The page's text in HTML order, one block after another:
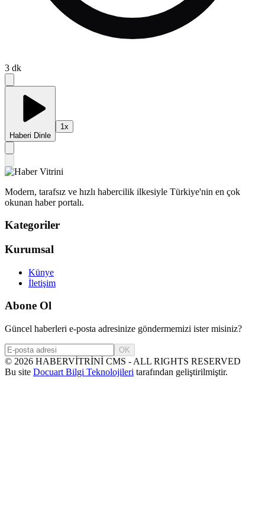
3 dk
Haberi Dinle
1x
Modern, tarafsız ve hızlı habercilik ilkesiyle Türkiye'nin en çok
okunan haber portalı.
Kategoriler
Kurumsal
Künye
İletişim
Abone Ol
Güncel haberleri e-posta adresinize göndermemizi ister misiniz?
OK
© 2026 HABERVİTRİNİ CMS - ALL RIGHTS RESERVED
Bu site Docuart Bilgi Teknolojileri tarafından geliştirilmiştir.